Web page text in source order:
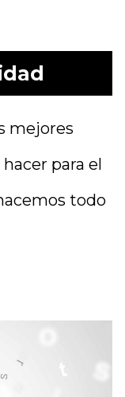
mejores
para el
todo